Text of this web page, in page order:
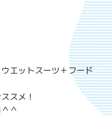
エットスーツ＋フード
スメ！
＾